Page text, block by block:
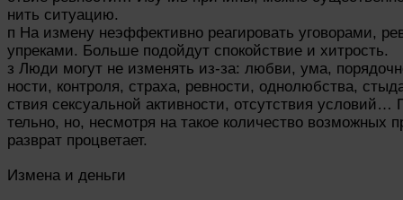
нить ситуацию.
п На измену неэффективно реагировать уговорами,
упреками. Больше подойдут спокойствие и хитрость.
з Люди могут не изменять из-за: любви, ума,
ности, контроля, страха, ревности, однолюбства,
ствия сексуальной активности, отсутствия условий…
тельно, но, несмотря на такое количество возможных
разврат процветает.
Измена и деньги